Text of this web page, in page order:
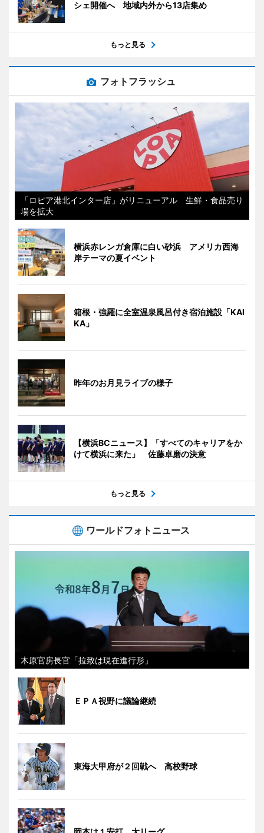
シェ開催へ 地域内外から13店集め
もっと見る
フォトフラッシュ
「ロピア港北インター店」がリニューアル 生鮮・食品売り
場を拡大
横浜赤レンガ倉庫に白い砂浜 アメリカ西海
岸テーマの夏イベント
箱根・強羅に全室温泉風呂付き宿泊施設「KAI
KA」
昨年のお月見ライブの様子
【横浜BCニュース】「すべてのキャリアをか
けて横浜に来た」 佐藤卓磨の決意
もっと見る
ワールドフォトニュース
木原官房長官「拉致は現在進行形」
ＥＰＡ視野に議論継続
東海大甲府が２回戦へ 高校野球